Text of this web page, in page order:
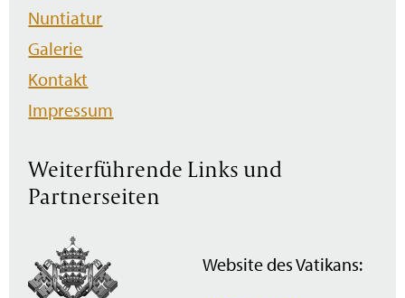
Nuntiatur
Galerie
Kontakt
Impressum
Weiterführende Links und
Partnerseiten
Website des Vatikans: